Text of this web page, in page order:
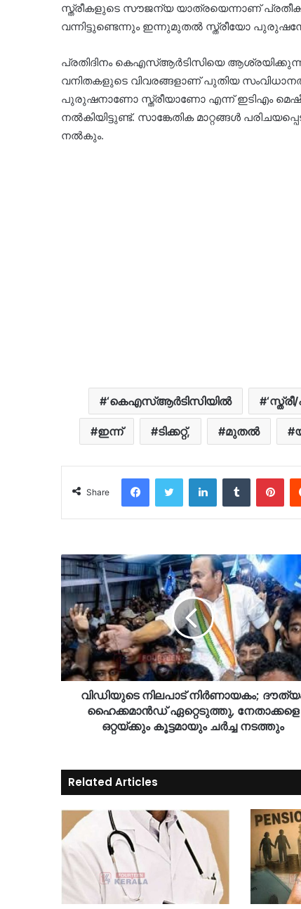
സ്ത്രീകളുടെ സൗജന്യ യാത്രയെന്നാണ്
വന്നിട്ടുണ്ടെന്നും ഇന്നുമുതല്‍ സ്ത്രീയോ പുരുഷനോ
പ്രതിദിനം കെഎസ്ആര്‍ടിസിയെ ആശ്രയിക്കുന്ന
വനിതകളുടെ വിവരങ്ങളാണ് പുതിയ
പുരുഷനാണോ സ്ത്രീയാണോ എന്ന് ഇടിഎം
നല്‍കിയിട്ടുണ്ട്. സാങ്കേതിക മാറ്റങ്ങള്‍
നല്‍കും.
‘കെഎസ്ആർടിസിയിൽ
ഇന്ന് ടിക്കറ്റ്, മുതൽ
Share
FacebookTwitter LinkedInTumblr
വിഡിയുടെ നിലപാട് നിർണായകം;
ഹൈക്കമാൻഡ് ഏറ്റെടുത്തു, നേതാക്കളെ
ഒറ്റയ്ക്കും കൂട്ടമായും ചർച്ച നടത്തും
Related Articles